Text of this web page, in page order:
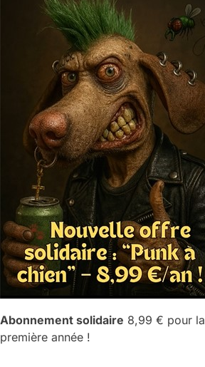
Abonnement solidaire 8,99 € pour la
première année !